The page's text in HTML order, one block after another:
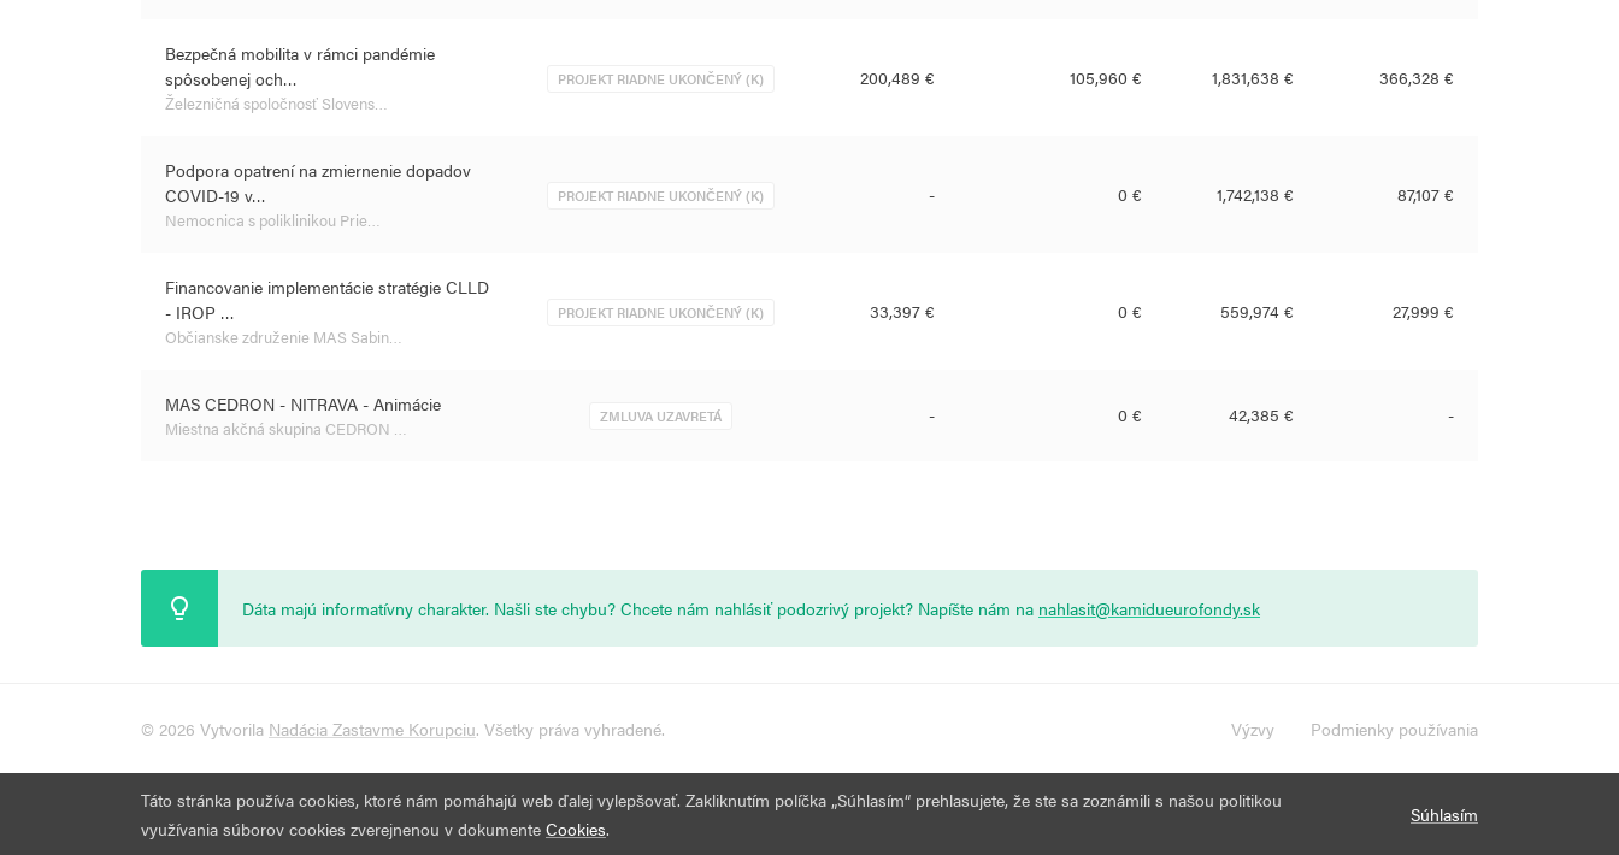
Bezpečná mobilita v rámci pandémie
spôsobenej och…
Železničná spoločnosť Slovens…
PROJEKT RIADNE UKONČENÝ (K) 200,489 € 105,960 € 1,831,638 € 366,328 €
Podpora opatrení na zmiernenie dopadov
COVID-19 v…
Nemocnica s poliklinikou Prie…
PROJEKT RIADNE UKONČENÝ (K) - 0 € 1,742,138 € 87,107 €
Financovanie implementácie stratégie CLLD
- IROP …
Občianske združenie MAS Sabin…
PROJEKT RIADNE UKONČENÝ (K) 33,397 € 0 € 559,974 € 27,999 €
MAS CEDRON - NITRAVA - Animácie
Miestna akčná skupina CEDRON …
ZMLUVA UZAVRETÁ - 0 € 42,385 € -
Dáta majú informatívny charakter. Našli ste chybu? Chcete nám nahlásiť podozrivý projekt? Napíšte nám na nahlasit@kamidueurofondy.sk
© 2026 Vytvorila Nadácia Zastavme Korupciu. Všetky práva vyhradené. Výzvy Podmienky používania
Táto stránka používa cookies, ktoré nám pomáhajú web ďalej vylepšovať. Zakliknutím políčka „Súhlasím“ prehlasujete, že ste sa zoznámili s našou politikou
využívania súborov cookies zverejnenou v dokumente Cookies.
Súhlasím